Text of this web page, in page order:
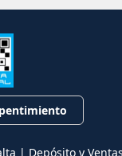
| Depósito y